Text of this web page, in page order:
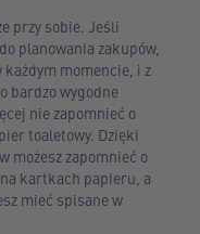
przy sobie. Jeśli
planowania zakupów,
momencie, i z
bardzo wygodne
nie zapomnieć o
toaletowy. Dzięki
możesz zapomnieć o
kartkach papieru, a
mieć spisane w